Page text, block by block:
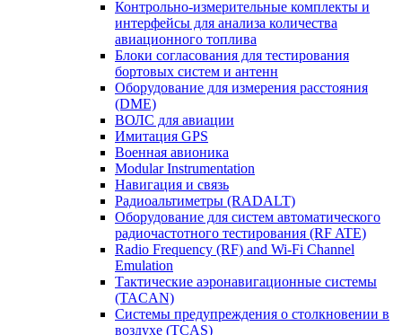
Контрольно-измерительные комплекты и
интерфейсы для анализа количества
авиационного топлива
Блоки согласования для тестирования
бортовых систем и антенн
Оборудование для измерения расстояния
(DME)
ВОЛС для авиации
Имитация GPS
Военная авионика
Modular Instrumentation
Навигация и связь
Радиоальтиметры (RADALT)
Оборудование для систем автоматического
радиочастотного тестирования (RF ATE)
Radio Frequency (RF) and Wi-Fi Channel
Emulation
Тактические аэронавигационные системы
(TACAN)
Системы предупреждения о столкновении в
воздухе (TCAS)